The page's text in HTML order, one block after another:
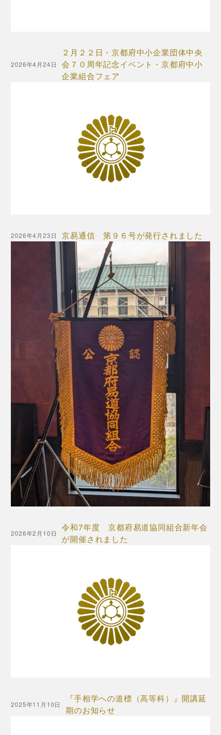
2026年4月24日
２月２２日・京都府中小企業団体中央
会７０周年記念イベント・京都府中小
企業組合フェア
2026年4月23日 京易通信 第９６号が発行されました
2026年2月10日
令和7年度 京都府易道協同組合新年会
が開催されました
2025年11月10日
『手相学への道標（高等科）』開講延
期のお知らせ